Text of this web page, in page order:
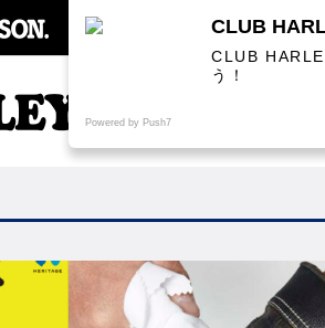
SPECIALCOLUMN
CLUB
CLUB
う！
Powered by Push7